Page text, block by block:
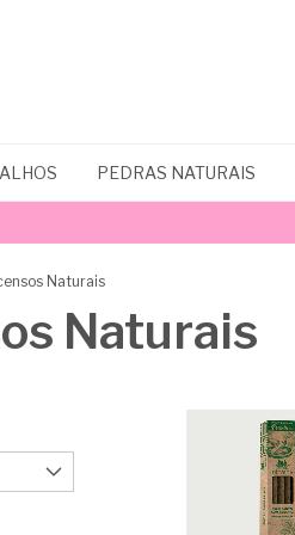
PEDRAS NATURAIS
Naturais
Naturais